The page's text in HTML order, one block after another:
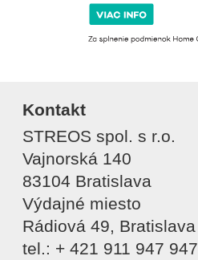
Kontakt
STREOS spol. s r.o.
Vajnorská 140
83104 Bratislava
Výdajné miesto
Rádiová 49, Bratislava
tel.: + 421 911 947 947